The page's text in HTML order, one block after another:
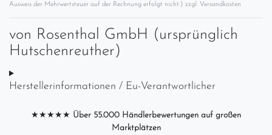
Ausweis der Mehrwertsteuer auf der Rechnung erfolgt nicht.) zzgl. Versandkosten
von Rosenthal GmbH (ursprünglich
Hutschenreuther)
Herstellerinformationen / Eu-Verantwortlicher
★★★★★ Über 55.000 Händlerbewertungen auf großen
Marktplätzen